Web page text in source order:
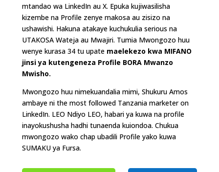
mtandao wa LinkedIn au X. Epuka kujiwasilisha
kizembe na Profile zenye makosa au zisizo na
ushawishi. Hakuna atakaye kuchukulia serious na
UTAKOSA Wateja au Mwajiri. Tumia Mwongozo huu
wenye kurasa 34 tu upate maelekezo kwa MIFANO
jinsi ya kutengeneza Profile BORA Mwanzo
Mwisho.
Mwongozo huu nimekuandalia mimi, Shukuru Amos
ambaye ni the most followed Tanzania marketer on
LinkedIn. LEO Ndiyo LEO, habari ya kuwa na profile
inayokushusha hadhi tunaenda kuiondoa. Chukua
mwongozo wako chap ubadili Profile yako kuwa
SUMAKU ya Fursa.